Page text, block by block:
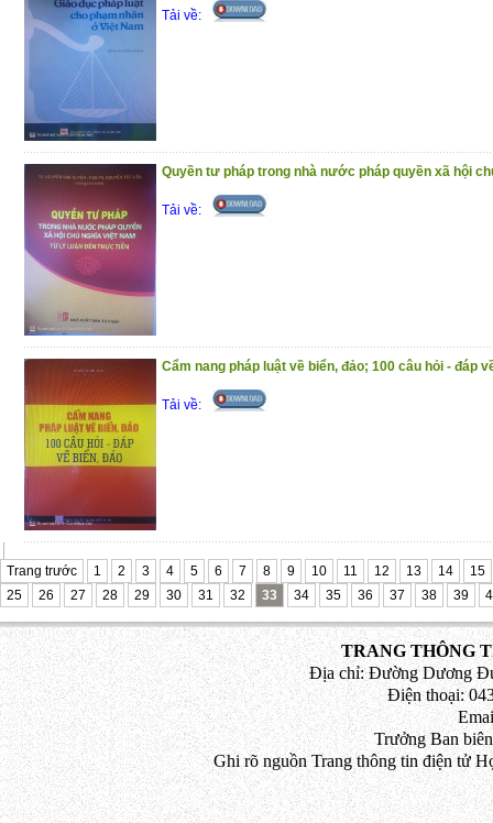
(4/11/2020)
Tải về:
Quyền tư pháp trong nhà nước pháp quyền xã hội
Tải về:
Cẩm nang pháp luật về biển, đảo; 100 câu hỏi - đáp
Tải về:
Trang trước 1 2 3 4 5 6 7 8 9 10 11 12 13 14
15
25
26 27 28 29 30 31 32 33 34 35 36 37 38 39
TRANG THÔNG
Địa chỉ: Đường Dương
Điện thoại:
Trưởng Ban
Ghi rõ nguồn Trang thông tin điện tử